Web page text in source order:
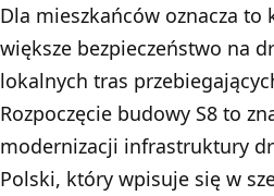
Dla mieszkańców oznacza to
większe bezpieczeństwo na
lokalnych tras
Rozpoczęcie budowy S8 to
modernizacji infrastruktury
Polski, który wpisuje się w